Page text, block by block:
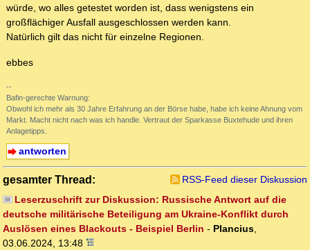
würde, wo alles getestet worden ist, dass wenigstens ein
großflächiger Ausfall ausgeschlossen werden kann.
Natürlich gilt das nicht für einzelne Regionen.
ebbes
--
Bafin-gerechte Warnung:
Obwohl ich mehr als 30 Jahre Erfahrung an der Börse habe, habe ich keine Ahnung vom
Markt. Macht nicht nach was ich handle. Vertraut der Sparkasse Buxtehude und ihren
Anlagetipps.
antworten
gesamter Thread:
RSS-Feed dieser Diskussion
Leserzuschrift zur Diskussion: Russische Antwort auf die
deutsche militärische Beteiligung am Ukraine-Konflikt durch
Auslösen eines Blackouts - Beispiel Berlin - Plancius,
03.06.2024, 13:48